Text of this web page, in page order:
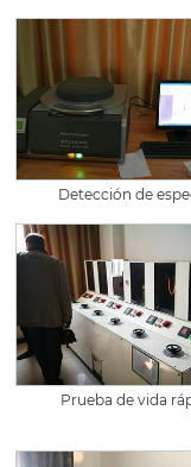
Detección de
Prueba de vida